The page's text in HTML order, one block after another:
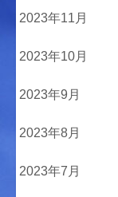
2023年11月
2023年10月
2023年9月
2023年8月
2023年7月